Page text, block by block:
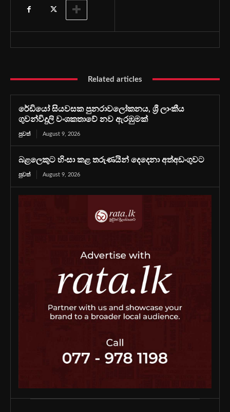
Related articles
රේඩියෝ සියවසක පුනරාවලෝකනය, ශ්‍රී ලාංකීය
ගුවන්විදුලි වංශකතාවේ නව ඇරඹුමක්
පුවත් August 9, 2026
බළලෙකුට හිංසා කළ තරුණයින් දෙදෙනා අත්අඩංගුවට
පුවත් August 9, 2026